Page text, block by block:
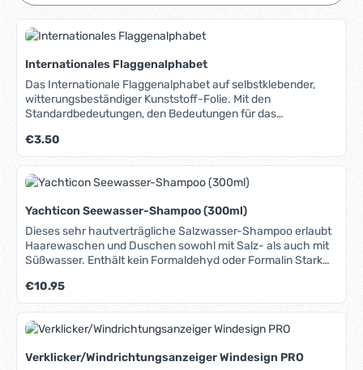
Internationales Flaggenalphabet
Das Internationale Flaggenalphabet auf selbstklebender,
witterungsbeständiger Kunststoff-Folie. Mit den
Standardbedeutungen, den Bedeutungen für das
Regulärer Preis:
€3.50
Yachticon Seewasser-Shampoo (300ml)
Dieses sehr hautverträgliche Salzwasser-Shampoo erlaubt
Haarewaschen und Duschen sowohl mit Salz- als auch mit
Süßwasser. Enthält kein Formaldehyd oder Formalin Stark
durch pH-Wert 5,5 Mit 7 Kräuterextrakten Selbstverständlich
umweltfreundlich und biologisch abbaubar Ideal für alle
Wassersportler.
Regulärer Preis:
€10.95
Verklicker/Windrichtungsanzeiger Windesign PRO